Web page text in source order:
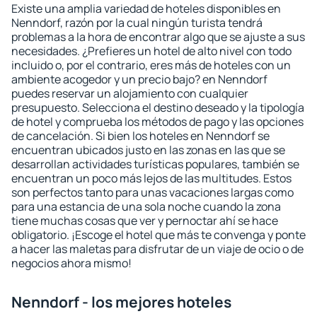
Existe una amplia variedad de hoteles disponibles en
Nenndorf, razón por la cual ningún turista tendrá
problemas a la hora de encontrar algo que se ajuste a sus
necesidades. ¿Prefieres un hotel de alto nivel con todo
incluido o, por el contrario, eres más de hoteles con un
ambiente acogedor y un precio bajo? en Nenndorf
puedes reservar un alojamiento con cualquier
presupuesto. Selecciona el destino deseado y la tipología
de hotel y comprueba los métodos de pago y las opciones
de cancelación. Si bien los hoteles en Nenndorf se
encuentran ubicados justo en las zonas en las que se
desarrollan actividades turísticas populares, también se
encuentran un poco más lejos de las multitudes. Estos
son perfectos tanto para unas vacaciones largas como
para una estancia de una sola noche cuando la zona
tiene muchas cosas que ver y pernoctar ahí se hace
obligatorio. ¡Escoge el hotel que más te convenga y ponte
a hacer las maletas para disfrutar de un viaje de ocio o de
negocios ahora mismo!
Nenndorf - los mejores hoteles